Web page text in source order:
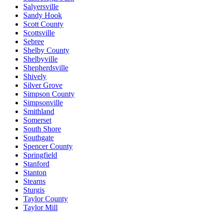
Salyersville
Sandy Hook
Scott County
Scottsville
Sebree
Shelby County
Shelbyville
Shepherdsville
Shively
Silver Grove
Simpson County
Simpsonville
Smithland
Somerset
South Shore
Southgate
Spencer County
Springfield
Stanford
Stanton
Stearns
Sturgis
Taylor County
Taylor Mill